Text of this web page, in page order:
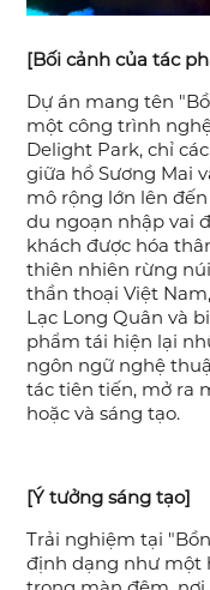
[Bối cảnh của tác
Dự án mang tên
một công trình
Delight Park, chỉ
giữa hồ Sương Mai
mô rộng lớn lên
du ngoạn nhập vai
khách được hóa
thiên nhiên rừng
thần thoại Việt
Lạc Long Quân và
phẩm tái hiện lại
ngôn ngữ nghệ
tác tiên tiến, mở ra
hoặc và sáng tạo.
[Ý tưởng sáng tạo]
Trải nghiệm tại
định dạng như một